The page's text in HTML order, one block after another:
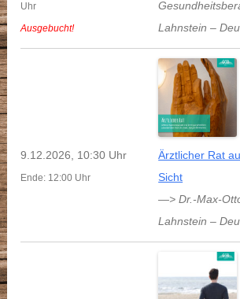
Uhr
Ausgebucht!
Lahnstein –
9.12.2026, 10:30 Uhr
Ende: 12:00 Uhr
Ärztlicher Rat
Sicht
—> Dr.-Max-
Lahnstein –